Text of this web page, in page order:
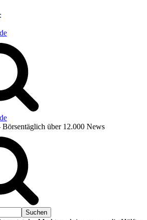
:
Börsentäglich über 12.000 News